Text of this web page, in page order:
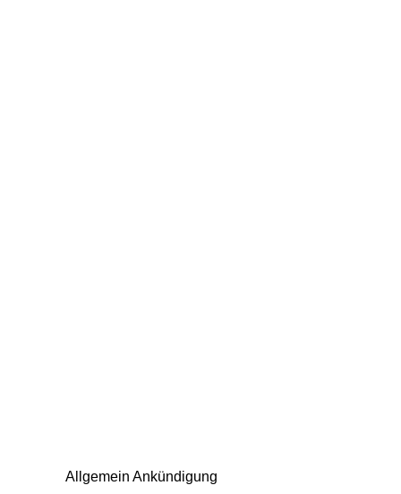
Allgemein Ankündigung